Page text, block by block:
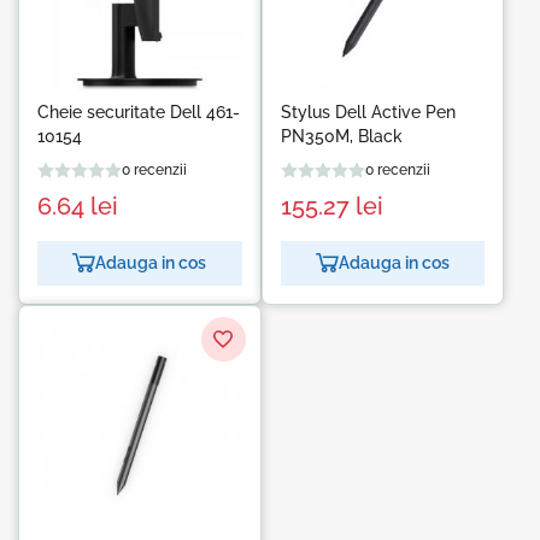
Cheie securitate Dell 461-
10154
0 recenzii
6.64 lei
Adauga in cos
Stylus Dell Active Pen
PN350M, Black
0 recenzii
155.27 lei
Adauga in cos